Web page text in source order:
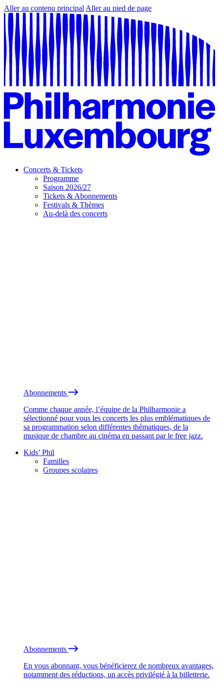
Aller au contenu principal Aller au pied de page
Concerts & Tickets
Programme
Saison 2026/27
Tickets & Abonnements
Festivals & Thèmes
Au-delà des concerts
Abonnements
Comme chaque année, l’équipe de la Philharmonie a
sélectionné pour vous les concerts les plus emblématiques de
sa programmation selon différentes thématiques, de la
musique de chambre au cinéma en passant par le free jazz.
Kids’ Phil
Familles
Groupes scolaires
Abonnements
En vous abonnant, vous bénéficierez de nombreux avantages,
notamment des réductions, un accès privilégié à la billetterie.